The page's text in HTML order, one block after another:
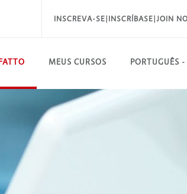
INSCREVA-SE|INSCRÍBASE|JOIN
MEUS CURSOS PORTUGUÊS